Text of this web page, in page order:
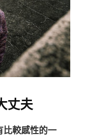
丈夫
比較感性的一